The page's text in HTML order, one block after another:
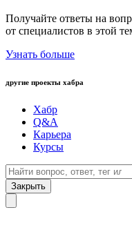
Получайте ответы на
от специалистов в этой
Узнать больше
другие проекты хабра
Хабр
Q&A
Карьера
Курсы
Закрыть